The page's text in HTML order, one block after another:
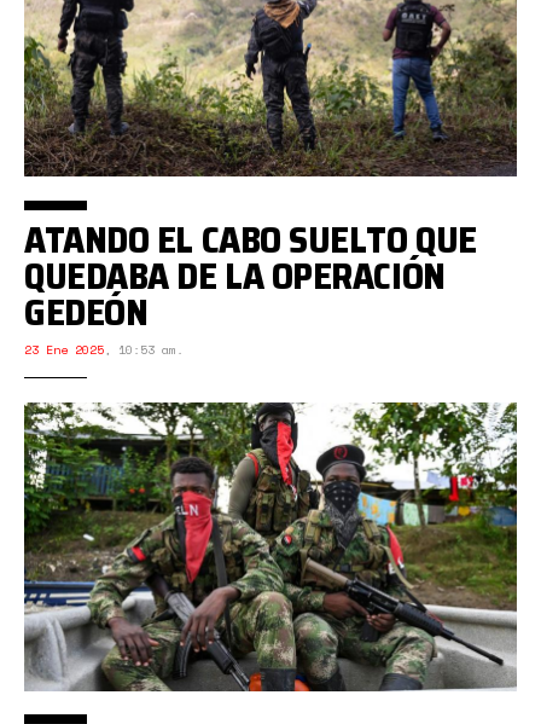
ATANDO EL CABO SUELTO QUE
QUEDABA DE LA OPERACIÓN
GEDEÓN
23 Ene 2025, 10:53 am.